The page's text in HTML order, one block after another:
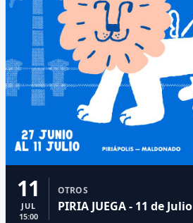
11
JUL
15:00
OTROS
PIRIA JUEGA - 11 de Julio